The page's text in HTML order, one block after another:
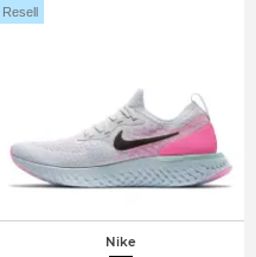
Nike
Resell